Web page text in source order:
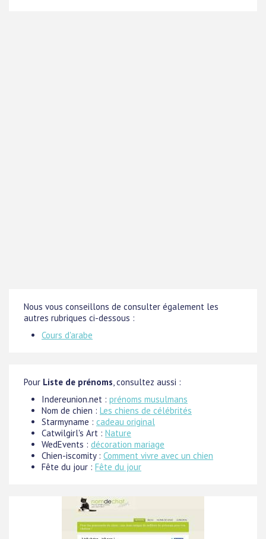
Nous vous conseillons de consulter également les
autres rubriques ci-dessous :
Cours d'arabe
Pour Liste de prénoms, consultez aussi :
Indereunion.net : prénoms musulmans
Nom de chien : Les chiens de célébrités
Starmyname : cadeau original
Catwilgirl's Art : Nature
WedEvents : décoration mariage
Chien-iscomity : Comment vivre avec un chien
Fête du jour : Fête du jour